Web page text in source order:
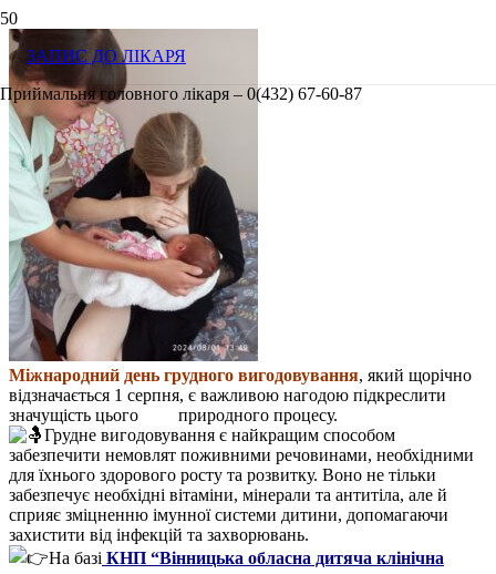
ЗАПИС ДО ЛІКАРЯ
Приймальня головного лікаря – 0(432) 67-60-87
Міжнародний день грудного вигодовування, який щорічно
відзначається 1 серпня, є важливою нагодою підкреслити
значущість цього природного процесу.
Грудне вигодовування є найкращим способом
забезпечити немовлят поживними речовинами, необхідними
для їхнього здорового росту та розвитку. Воно не тільки
забезпечує необхідні вітаміни, мінерали та антитіла, але й
сприяє зміцненню імунної системи дитини, допомагаючи
захистити від інфекцій та захворювань.
На базі КНП “Вінницька обласна дитяча клінічна